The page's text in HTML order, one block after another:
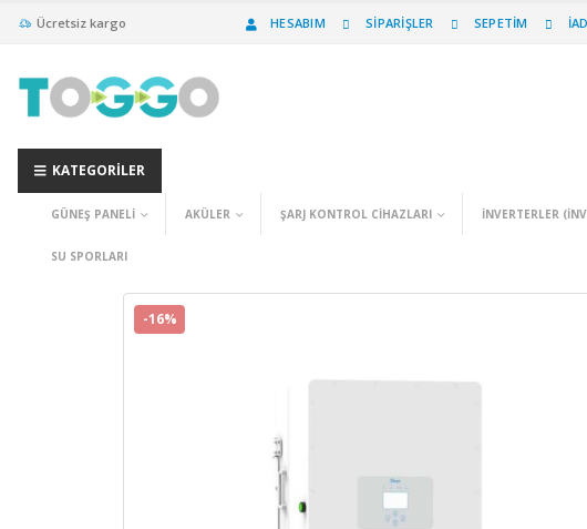
Ücretsiz kargo HESABIM SIPARIŞLER SEPETIM
KATEGORILER
GÜNEŞ PANELI AKÜLER ŞARJ KONTROL CIHAZLARI İNVERTERLER
SU SPORLARI
-16%